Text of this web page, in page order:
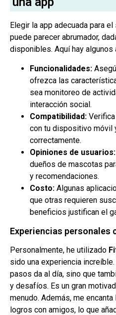
Elegir la app adecuada para
puede parecer abrumador,
disponibles. Aquí hay
Funcionalidades:
ofrezca las
sea monitoreo de
interacción social.
Compatibilidad:
con tu dispositivo móvil
correctamente.
Opiniones de usuarios:
dueños de mascotas
y recomendaciones.
Costo: Algunas
que otras requieren
beneficios justifican el
Experiencias personales
Personalmente, he utilizado
sido una experiencia
pasos da al día, sino que
y desafíos. Es un gran
menudo. Además, me
logros con amigos, lo que